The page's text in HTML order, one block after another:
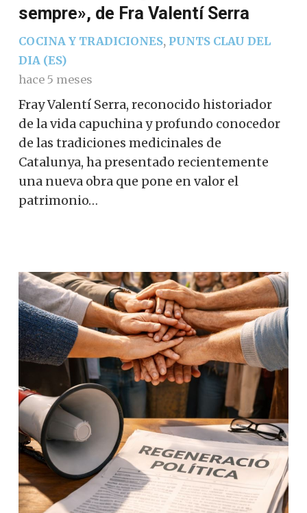
sempre», de Fra Valentí Serra
COCINA Y TRADICIONES, PUNTS CLAU DEL
DIA (ES)
hace 5 meses
Fray Valentí Serra, reconocido historiador
de la vida capuchina y profundo conocedor
de las tradiciones medicinales de
Catalunya, ha presentado recientemente
una nueva obra que pone en valor el
patrimonio…